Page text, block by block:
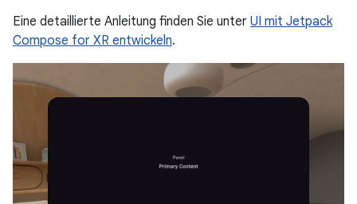
Eine detaillierte Anleitung finden Sie unter UI mit Jetpack
Compose for XR entwickeln.